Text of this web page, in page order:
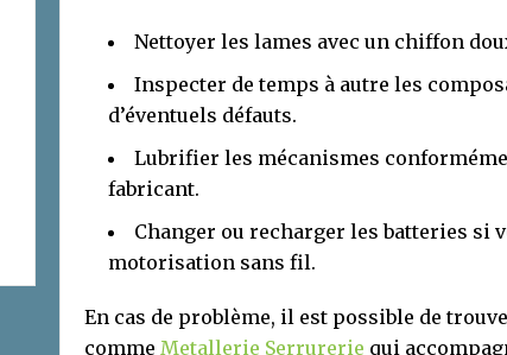
Nettoyer les lames avec un chiffon
Inspecter de temps à autre les
d’éventuels défauts.
Lubrifier les mécanismes
fabricant.
Changer ou recharger les batteries si
motorisation sans fil.
En cas de problème, il est possible de
comme Metallerie Serrurerie qui